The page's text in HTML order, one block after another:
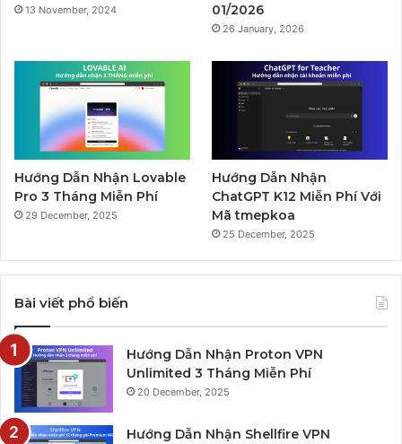
13 November, 2024
01/2026
26 January, 2026
Hướng Dẫn Nhận Lovable
Pro 3 Tháng Miễn Phí
29 December, 2025
Hướng Dẫn Nhận
ChatGPT K12 Miễn Phí Với
Mã tmepkoa
25 December, 2025
Bài viết phổ biến
Hướng Dẫn Nhận Proton VPN
Unlimited 3 Tháng Miễn Phí
20 December, 2025
Hướng Dẫn Nhận Shellfire VPN